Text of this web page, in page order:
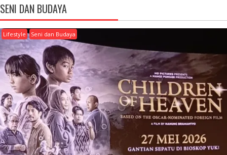
SENI DAN BUDAYA
Lifestyle Seni dan Budaya